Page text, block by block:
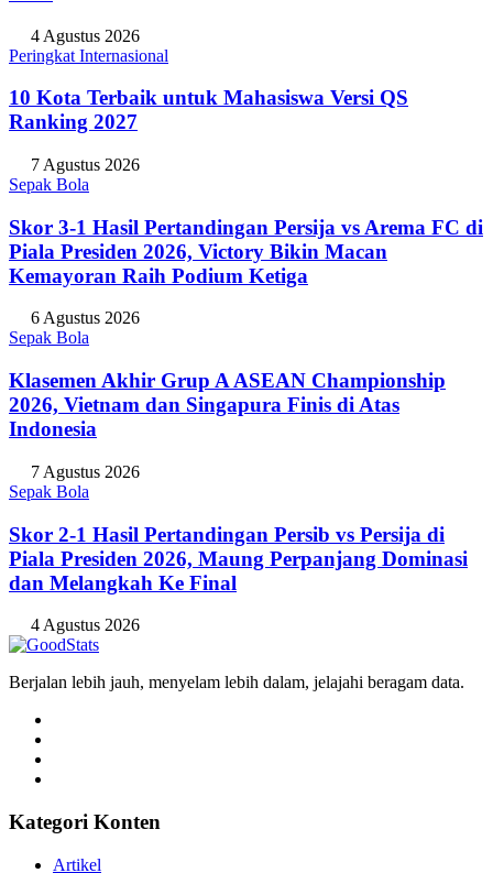
4 Agustus 2026
Peringkat Internasional
10 Kota Terbaik untuk Mahasiswa Versi QS
Ranking 2027
7 Agustus 2026
Sepak Bola
Skor 3-1 Hasil Pertandingan Persija vs Arema FC di
Piala Presiden 2026, Victory Bikin Macan
Kemayoran Raih Podium Ketiga
6 Agustus 2026
Sepak Bola
Klasemen Akhir Grup A ASEAN Championship
2026, Vietnam dan Singapura Finis di Atas
Indonesia
7 Agustus 2026
Sepak Bola
Skor 2-1 Hasil Pertandingan Persib vs Persija di
Piala Presiden 2026, Maung Perpanjang Dominasi
dan Melangkah Ke Final
4 Agustus 2026
Berjalan lebih jauh, menyelam lebih dalam, jelajahi beragam data.
Kategori Konten
Artikel